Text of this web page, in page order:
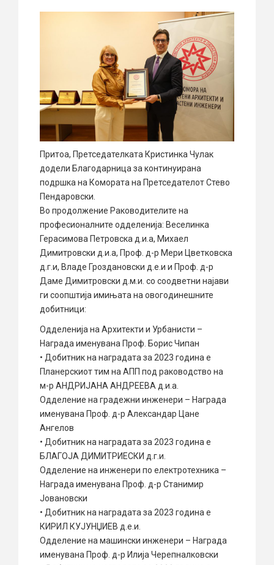
Притоа, Претседателката Кристинка Чулак
додели Благодарница за континуирана
подршка на Комората на Претседателот Стево
Пендаровски.
Во продолжение Раководителите на
професионалните одделенија: Веселинка
Герасимова Петровска д.и.а, Михаел
Димитровски д.и.а, Проф. д-р Мери Цветковска
д.г.и, Владе Гроздановски д.е.и и Проф. д-р
Даме Димитровски д.м.и. со соодветни најави
ги соопштија имињата на овогодинешните
добитници:
Одделенија на Архитекти и Урбанисти –
Награда именувана Проф. Борис Чипан
• Добитник на наградата за 2023 година е
Планерскиот тим на АПП под раководство на
м-р АНДРИЈАНА АНДРЕЕВА д.и.а.
Одделение на градежни инженери – Награда
именувана Проф. д-р Александар Цане
Ангелов
• Добитник на наградата за 2023 година е
БЛАГОЈА ДИМИТРИЕСКИ д.г.и.
Одделение на инженери по електротехника –
Награда именувана Проф. д-р Станимир
Јовановски
• Добитник на наградата за 2023 година е
КИРИЛ КУЈУНЏИЕВ д.е.и.
Одделение на машински инженери – Награда
именувана Проф. д-р Илија Черепналковски